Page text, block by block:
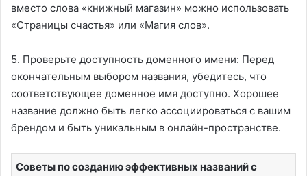
вместо слова «книжный магазин» можно использовать
«Страницы счастья» или «Магия слов».
5. Проверьте доступность доменного имени: Перед
окончательным выбором названия, убедитесь, что
соответствующее доменное имя доступно. Хорошее
название должно быть легко ассоциироваться с вашим
брендом и быть уникальным в онлайн-пространстве.
Советы по созданию эффективных названий с